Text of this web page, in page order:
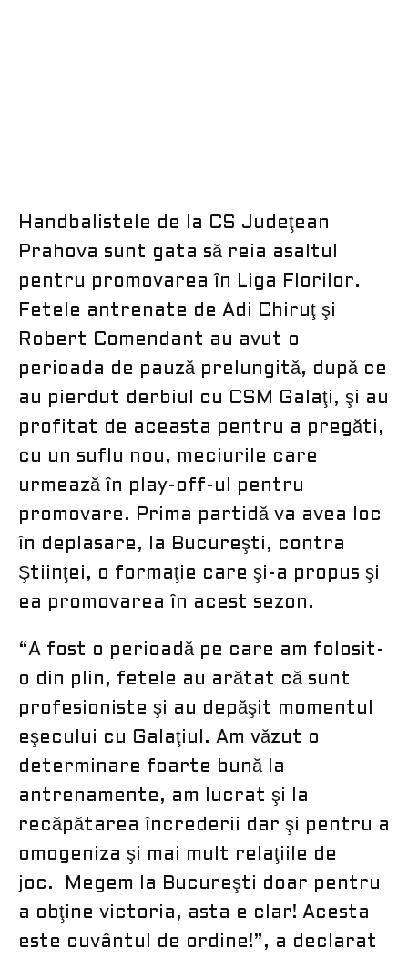
Handbalistele de la CS Judeţean
Prahova sunt gata să reia asaltul
pentru promovarea în Liga Florilor.
Fetele antrenate de Adi Chiruţ şi
Robert Comendant au avut o
perioada de pauză prelungită, după ce
au pierdut derbiul cu CSM Galaţi, şi au
profitat de aceasta pentru a pregăti,
cu un suflu nou, meciurile care
urmează în play-off-ul pentru
promovare. Prima partidă va avea loc
în deplasare, la Bucureşti, contra
Ştiinţei, o formaţie care şi-a propus şi
ea promovarea în acest sezon.
“A fost o perioadă pe care am folosit-
o din plin, fetele au arătat că sunt
profesioniste şi au depăşit momentul
eşecului cu Galaţiul. Am văzut o
determinare foarte bună la
antrenamente, am lucrat şi la
recăpătarea încrederii dar şi pentru a
omogeniza şi mai mult relaţiile de
joc. Megem la Bucureşti doar pentru
a obţine victoria, asta e clar! Acesta
este cuvântul de ordine!”, a declarat